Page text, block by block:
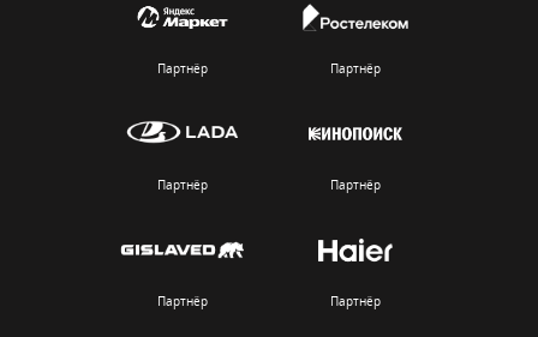
Партнёр Партнёр
Партнёр Партнёр
Партнёр Партнёр